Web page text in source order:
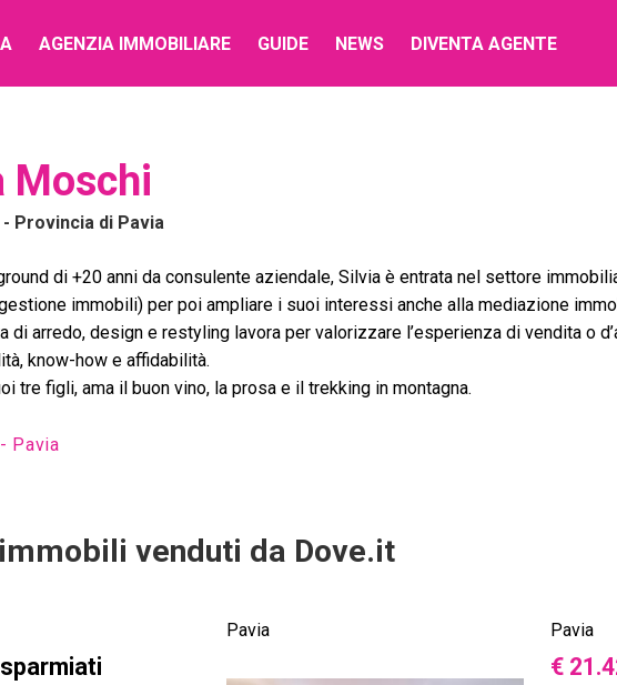
AGENZIA IMMOBILIARE GUIDE NEWS DIVENTA AGENTE
Moschi
- Provincia di Pavia
di +20 anni da consulente aziendale, Silvia è entrata nel settore
immobili) per poi ampliare i suoi interessi anche alla mediazione
di arredo, design e restyling lavora per valorizzare l’esperienza di vendita o
know-how e affidabilità.
tre figli, ama il buon vino, la prosa e il trekking in montagna.
Pavia
venduti da Dove.it
Pavia Pavia
€